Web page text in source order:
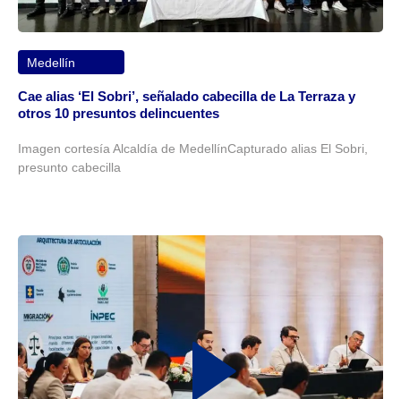
Medellín
Cae alias ‘El Sobri’, señalado cabecilla de La Terraza y
otros 10 presuntos delincuentes
Imagen cortesía Alcaldía de MedellínCapturado alias El Sobri,
presunto cabecilla